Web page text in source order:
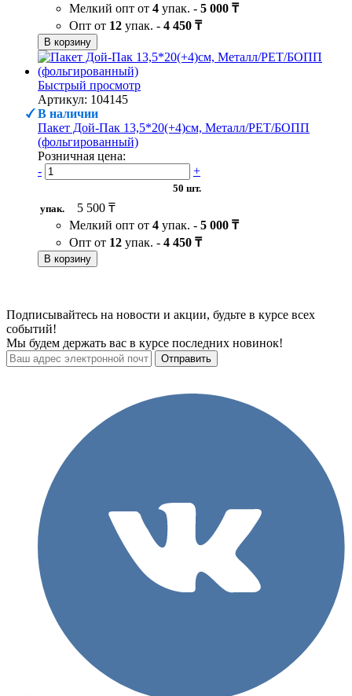
Мелкий опт от 4 упак. - 5 000 ₸
Опт от 12 упак. - 4 450 ₸
В корзину
Быстрый просмотр
Артикул: 104145
В наличии
Пакет Дой-Пак 13,5*20(+4)см, Металл/PET/БОПП
(фольгированный)
Розничная цена:
-
+
50 шт.
упак.
5 500 ₸
Мелкий опт от 4 упак. - 5 000 ₸
Опт от 12 упак. - 4 450 ₸
В корзину
Подписывайтесь на новости и акции, будьте в курсе всех
событий!
Мы будем держать вас в курсе последних новинок!